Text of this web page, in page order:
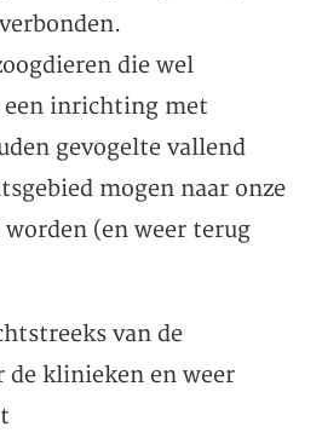
die wel
inrichting met
gevogelte vallend
mogen naar onze
(en weer terug
van de
klinieken en weer